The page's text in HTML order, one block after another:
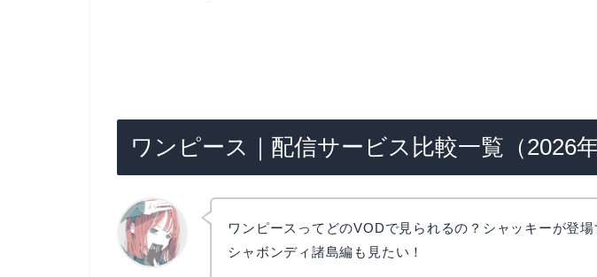
ワンピース｜配信サービス比較一覧（2026年
ワンピースってどのVODで見られるの？シャッキーが登場
シャボンディ諸島編も見たい！